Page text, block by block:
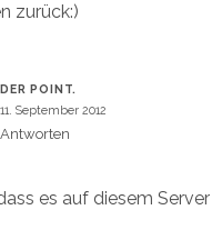
zurück:)
DER POINT.
11. September 2012
Antworten
es auf diesem